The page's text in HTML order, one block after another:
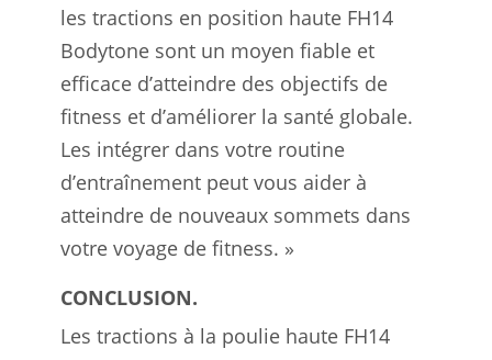
les tractions en position haute FH14
Bodytone sont un moyen fiable et
efficace d’atteindre des objectifs de
fitness et d’améliorer la santé globale.
Les intégrer dans votre routine
d’entraînement peut vous aider à
atteindre de nouveaux sommets dans
votre voyage de fitness. »
CONCLUSION.
Les tractions à la poulie haute FH14